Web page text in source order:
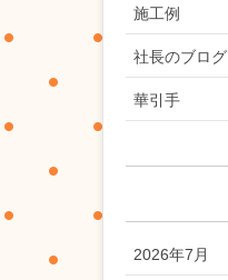
施工例
社長のブログ
華引手
2026年7月